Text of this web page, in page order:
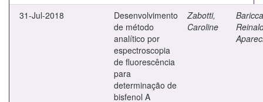
31-Jul-2018
Desenvolvimento
de método
analítico por
espectroscopia
de fluorescência
para
determinação de
bisfenol A
Zabotti,
Caroline